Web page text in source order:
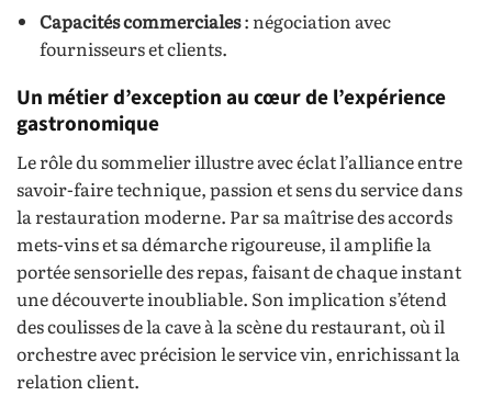
Capacités commerciales: négociation avec
fournisseurs et clients.
Un métier d’exception au cœur de l’expérience
gastronomique
Le rôle du sommelier illustre avec éclat l’alliance entre
savoir-faire technique, passion et sens du service dans
la restauration moderne. Par sa maîtrise des accords
mets-vins et sa démarche rigoureuse, il amplifie la
portée sensorielle des repas, faisant de chaque instant
une découverte inoubliable. Son implication s’étend
des coulisses de la cave à la scène du restaurant, où il
orchestre avec précision le service vin, enrichissant la
relation client.